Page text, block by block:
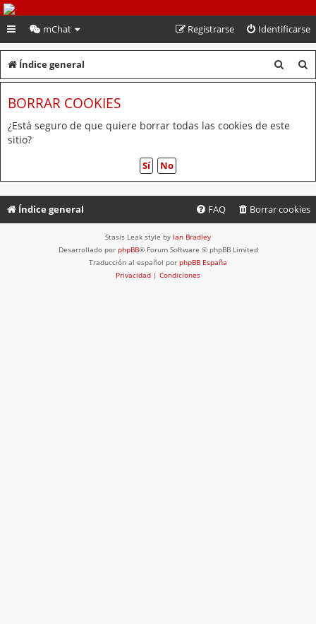
PeruVoley.com
mChat Identificarse
Registrarse
Índice general
u
u
c
BORRAR COOKIES
¿Está seguro de que quiere borrar todas las cookies de este
sitio?
Índice general Borrar cookies
FAQ
Stasis Leak style by Ian Bradley
Desarrollado por phpBB® Forum Software © phpBB Limited
Traducción al español por phpBB España
Privacidad | Condiciones